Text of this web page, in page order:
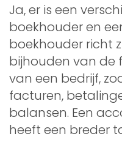
Ja, er is een
boekhouder en
boekhouder richt
bijhouden van de
van een bedrijf,
facturen,
balansen. Een
heeft een breder